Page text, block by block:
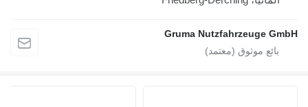
Gruma Nutzfahrzeuge GmbH